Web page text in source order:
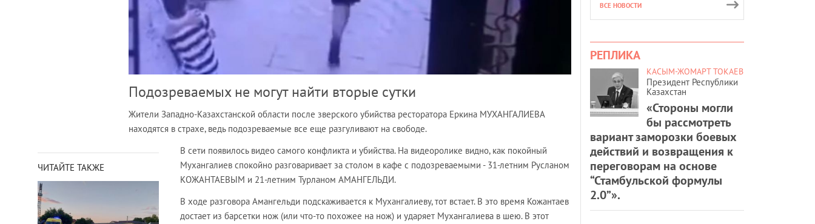
Подозреваемых не могут найти вторые сутки
Жители Западно-Казахстанской области после зверского убийства ресторатора Еркина МУХАНГАЛИЕВА
находятся в страхе, ведь подозреваемые все еще разгуливают на свободе.
ЧИТАЙТЕ ТАКЖЕ
В сети появилось видео самого конфликта и убийства. На видеоролике видно, как покойный
Мухангалиев спокойно разговаривает за столом в кафе с подозреваемыми - 31-летним Русланом
КОЖАНТАЕВЫМ и 21-летним Турланом АМАНГЕЛЬДИ.
В ходе разговора Амангельди подскаживается к Мухангалиеву, тот встает. В это время Кожантаев
достает из барсетки нож (или что-то похожее на нож) и ударяет Мухангалиева в шею. В этот
ВСЕ НОВОСТИ
РЕПЛИКА
КАСЫМ-ЖОМАРТ ТОКАЕВ
Президент Республики
Казахстан
«Стороны могли
бы рассмотреть
вариант заморозки боевых
действий и возвращения к
переговорам на основе
“Стамбульской формулы
2.0”».